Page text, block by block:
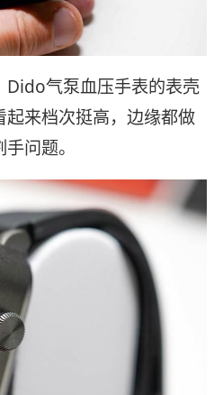
Dido气泵血压手表的表壳
来档次挺高，边缘都做
问题。